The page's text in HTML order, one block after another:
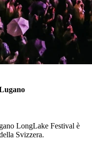
LongLake Festival è
Svizzera.